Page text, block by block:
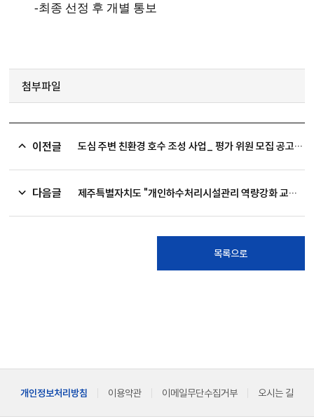
-최종 선정 후 개별 통보
첨부파일
이전글 도심 주변 친환경 호수 조성 사업_ 평가 위원 모집 공고(서산시)
다음글 제주특별자치도 "개인하수처리시설관리 역량강화 교육 참여"(강사 파견)
목록으로
개인정보처리방침 이용약관 이메일무단수집거부 오시는 길